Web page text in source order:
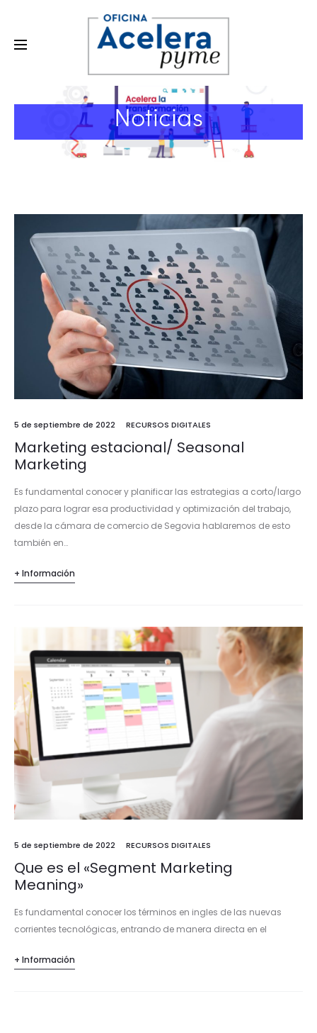
Noticias
5 de septiembre de 2022 RECURSOS DIGITALES
Marketing estacional/ Seasonal
Marketing
Es fundamental conocer y planificar las estrategias a corto/largo
plazo para lograr esa productividad y optimización del trabajo,
desde la cámara de comercio de Segovia hablaremos de esto
también en…
+ Información
5 de septiembre de 2022 RECURSOS DIGITALES
Que es el «Segment Marketing
Meaning»
Es fundamental conocer los términos en ingles de las nuevas
corrientes tecnológicas, entrando de manera directa en el
de criterios para…
+ Información